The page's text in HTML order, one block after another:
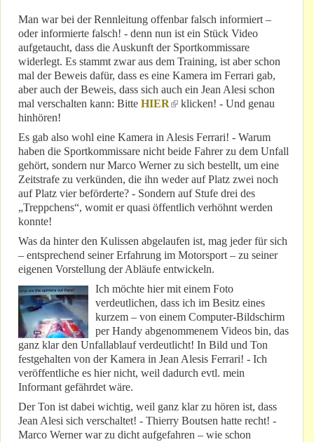
Man war bei der Rennleitung offenbar falsch informiert –
oder informierte falsch! - denn nun ist ein Stück Video
aufgetaucht, dass die Auskunft der Sportkommissare
widerlegt. Es stammt zwar aus dem Training, ist aber schon
mal der Beweis dafür, dass es eine Kamera im Ferrari gab,
aber auch der Beweis, dass sich auch ein Jean Alesi schon
mal verschalten kann: Bitte HIER(link is external)
klicken! - Und genau
hinhören!
Es gab also wohl eine Kamera in Alesis Ferrari! - Warum
haben die Sportkommissare nicht beide Fahrer zu dem Unfall
gehört, sondern nur Marco Werner zu sich bestellt, um eine
Zeitstrafe zu verkünden, die ihn weder auf Platz zwei noch
auf Platz vier beförderte? - Sondern auf Stufe drei des
„Treppchens“, womit er quasi öffentlich verhöhnt werden
konnte!
Was da hinter den Kulissen abgelaufen ist, mag jeder für sich
– entsprechend seiner Erfahrung im Motorsport – zu seiner
eigenen Vorstellung der Abläufe entwickeln.
Ich möchte hier mit einem Foto
verdeutlichen, dass ich im Besitz eines
kurzem – von einem Computer-Bildschirm
per Handy abgenommenem Videos bin, das
ganz klar den Unfallablauf verdeutlicht! In Bild und Ton
festgehalten von der Kamera in Jean Alesis Ferrari! - Ich
veröffentliche es hier nicht, weil dadurch evtl. mein
Informant gefährdet wäre.
Der Ton ist dabei wichtig, weil ganz klar zu hören ist, dass
Jean Alesi sich verschaltet! - Thierry Boutsen hatte recht! -
Marco Werner war zu dicht aufgefahren – wie schon